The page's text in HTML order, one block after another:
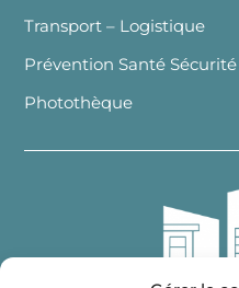
Transport – Logistique
Prévention Santé Sécurité
Photothèque